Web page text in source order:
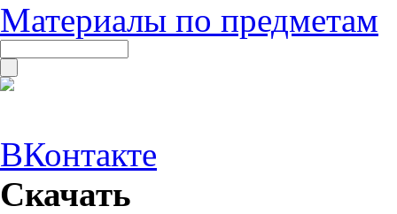
Материалы по предметам
ВКонтакте
Скачать